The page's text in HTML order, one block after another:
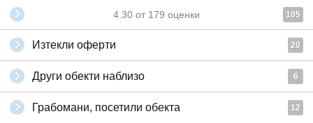
4.30 от 179 оценки 105
Изтекли оферти 20
Други обекти наблизо 6
Грабомани, посетили обекта 12